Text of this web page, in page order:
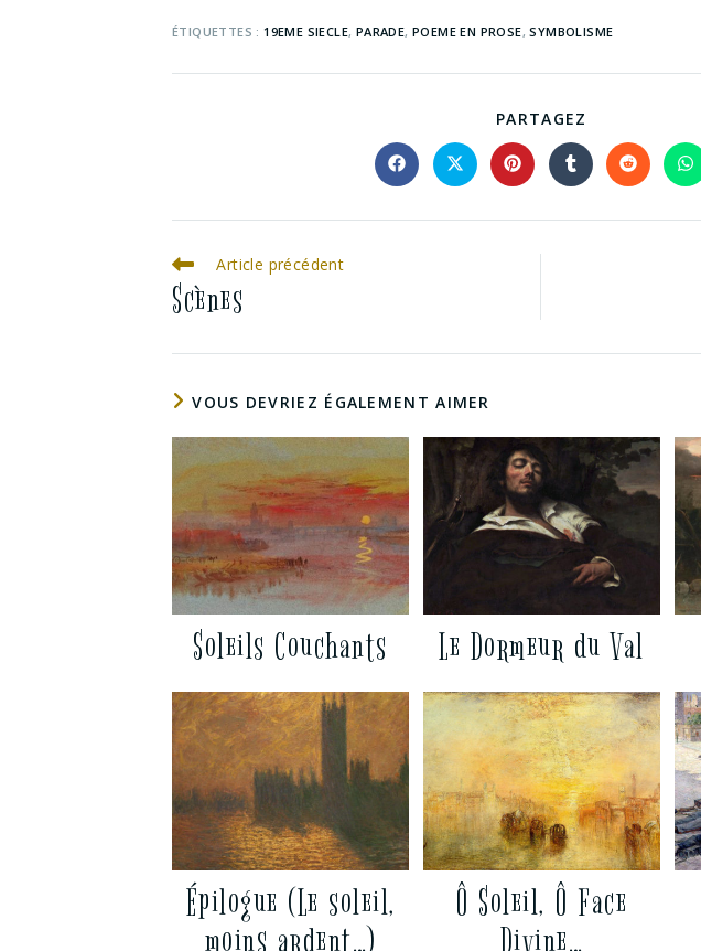
ÉTIQUETTES :19EME SIECLE, PARADE, POEME EN PROSE, SYMBOLISME
PARTAGEZ
Article précédent
Scènes
VOUS DEVRIEZ ÉGALEMENT AIMER
Soleils Couchants Le Dormeur du Val
Épilogue (Le soleil,
moins ardent…)
Ô Soleil, Ô Face
Divine…